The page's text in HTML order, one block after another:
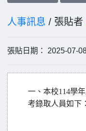
人事訊息 / 張貼者
張貼日期： 2025-07-
一、本校114學
考錄取人員如下：